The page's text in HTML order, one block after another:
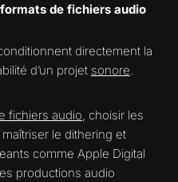
de fichiers audio
directement la
d’un projet sonore.
fichiers audio, choisir les
le dithering et
comme Apple Digital
productions audio